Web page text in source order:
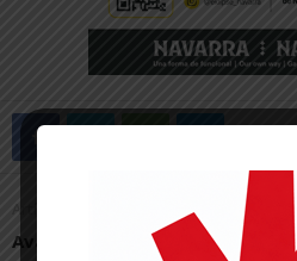
Artículo anterior
Avanzan los trámites del